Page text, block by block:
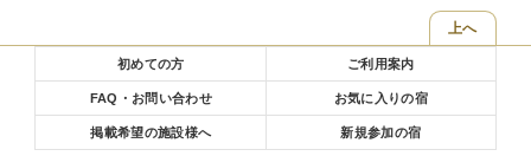
・志摩スペイン村まで約35分
【無料送迎バスのご案内(要予約)】
伊勢市駅～ホテル間の送迎バスが運行しております。
ご予約は前日までにお電話にて承っております。(TEL: 0596-43-
上へ
初めての方 ご利用案内
FAQ・お問い合わせ お気に入りの宿
掲載希望の施設様へ 新規参加の宿